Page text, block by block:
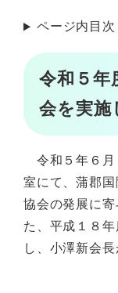
ページ内目次
令和５年
会を実施
令和５年６月
室にて、蒲郡
協会の発展に
た、平成１８
し、小澤新会長